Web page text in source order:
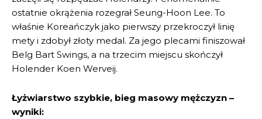
ostatnie okrążenia rozegrał Seung-Hoon Lee. To
właśnie Koreańczyk jako pierwszy przekroczył linię
mety i zdobył złoty medal. Za jego plecami finiszował
Belg Bart Swings, a na trzecim miejscu skończył
Holender Koen Werveij.
Łyżwiarstwo szybkie, bieg masowy mężczyzn –
wyniki: